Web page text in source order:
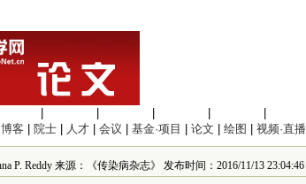
博客 院士 人才 会议 基金·项目 论文 绘图 视频·直播
P. Reddy 来源：《传染病杂志》 发布时间：2016/11/13 23:04:46